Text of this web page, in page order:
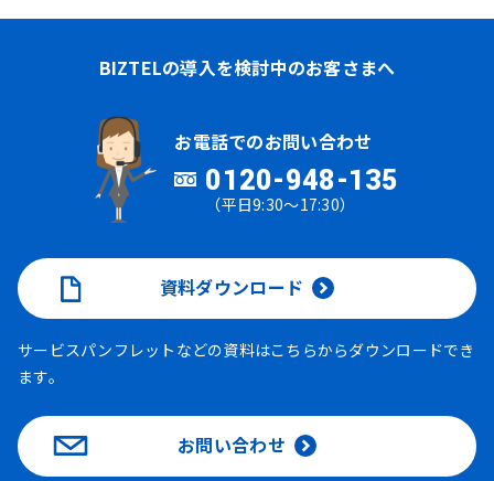
BIZTELの導入を検討中のお客さまへ
お電話でのお問い合わせ
0120-948-135
（平日9:30～17:30）
資料ダウンロード
サービスパンフレットなどの資料はこちらからダウンロードでき
ます。
お問い合わせ